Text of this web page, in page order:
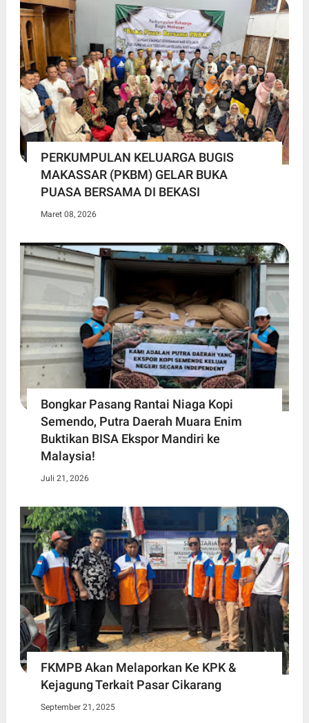
PERKUMPULAN KELUARGA BUGIS
MAKASSAR (PKBM) GELAR BUKA
PUASA BERSAMA DI BEKASI
Maret 08, 2026
Bongkar Pasang Rantai Niaga Kopi
Semendo, Putra Daerah Muara Enim
Buktikan BISA Ekspor Mandiri ke
Malaysia!
Juli 21, 2026
FKMPB Akan Melaporkan Ke KPK &
Kejagung Terkait Pasar Cikarang
September 21, 2025